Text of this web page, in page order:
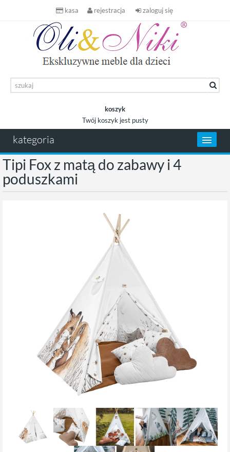
kasa rejestracja zaloguj się
koszyk
Twój koszyk jest pusty
kategoria
Tipi Fox z matą do zabawy i 4
poduszkami